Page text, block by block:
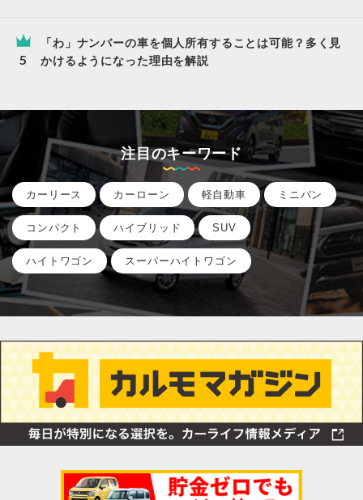
「わ」ナンバーの車を個人所有することは可能？多く見
かけるようになった理由を解説
注目のキーワード
カーリース カーローン 軽自動車 ミニバン
コンパクト ハイブリッド SUV
ハイトワゴン スーパーハイトワゴン